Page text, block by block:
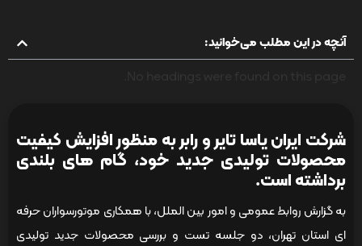
آنچه در این مطلب می‌خوانید:
شرکت ایران یاسا تایر و رابر به منظور افزایش کیفیت
محصولات تولیدی جدید خود، گام های بلندی
برداشته است.
به گزارش روابط عمومی و امور بین الملل، با همکاری موتورسواران حرفه
ای استان تهران، دو جلسه تست و بررسی محصولات جدید تولیدی